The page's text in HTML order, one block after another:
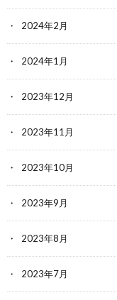
2024年2月
2024年1月
2023年12月
2023年11月
2023年10月
2023年9月
2023年8月
2023年7月